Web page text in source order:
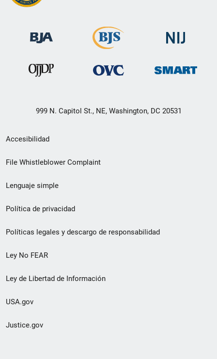
999 N. Capitol St., NE, Washington, DC 20531
Menú
de
de
pie
de
página
Accesibilidad
File Whistleblower Complaint
Lenguaje simple
Política de privacidad
Políticas legales y descargo de responsabilidad
Ley No FEAR
Ley de Libertad de Información
USA.gov
Justice.gov